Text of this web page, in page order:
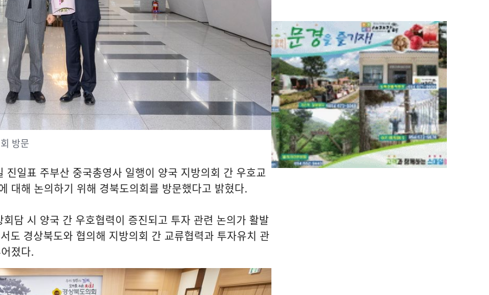
방문
진일표 주부산 중국총영사 일행이 양국 지방의회 간 우호교
대해 논의하기 위해 경북도의회를 방문했다고 밝혔다.
담 시 양국 간 우호협력이 증진되고 투자 관련 논의가 활발
도 경상북도와 협의해 지방의회 간 교류협력과 투자유치 관
졌다.